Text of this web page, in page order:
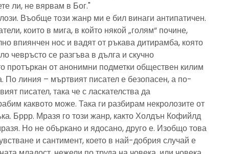
ли, не вярвам в Бог."
Въобще този жанр ми е бил винаги антипатичен.
които в мига, в който някой „голям“ почине,
впиянчен нос и вадят от ръкава дитирамба, която
чевръсто се разгъва в дълга и скучно
протъркан от анонимни подметки обществен килим
По линия – мъртвият писател е безопасен, а по-
писател, така че с ласкателства да
каквото може. Така ги разбирам некролозите от
Бррр. Мразя го този жанр, както Холдън Кофийлд
Но не объркано и ядосано, друго е. Изобщо това
и сантимент, което в най-добрия случай е